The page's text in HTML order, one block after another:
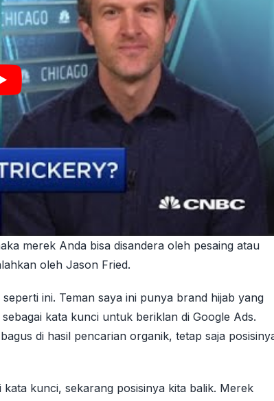
merek Anda bisa disandera oleh pesaing atau
oleh Jason Fried.
ini. Teman saya ini punya brand hijab yang
kata kunci untuk beriklan di Google Ads.
di hasil pencarian organik, tetap saja
kunci, sekarang posisinya kita balik. Merek